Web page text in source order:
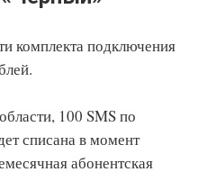
комплекта подключения
100 SMS по
списана в момент
абонентская